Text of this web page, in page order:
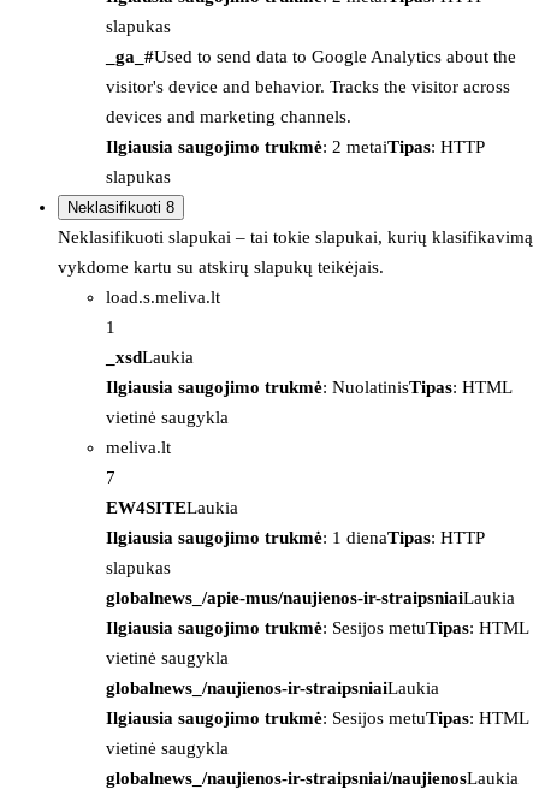
slapukas
_ga_#Used to send data to Google Analytics about the
visitor's device and behavior. Tracks the visitor across
devices and marketing channels.
Ilgiausia saugojimo trukmė: 2 metaiTipas: HTTP
slapukas
Neklasifikuoti 8
Neklasifikuoti slapukai – tai tokie slapukai, kurių klasifikavimą
vykdome kartu su atskirų slapukų teikėjais.
load.s.meliva.lt
1
_xsdLaukia
Ilgiausia saugojimo trukmė: NuolatinisTipas: HTML
vietinė saugykla
meliva.lt
7
EW4SITELaukia
Ilgiausia saugojimo trukmė: 1 dienaTipas: HTTP
slapukas
globalnews_/apie-mus/naujienos-ir-straipsniaiLaukia
Ilgiausia saugojimo trukmė: Sesijos metuTipas: HTML
vietinė saugykla
globalnews_/naujienos-ir-straipsniaiLaukia
Ilgiausia saugojimo trukmė: Sesijos metuTipas: HTML
vietinė saugykla
globalnews_/naujienos-ir-straipsniai/naujienosLaukia